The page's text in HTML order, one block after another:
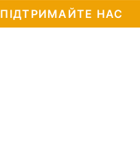
ПІДТРИМАЙТЕ НАС